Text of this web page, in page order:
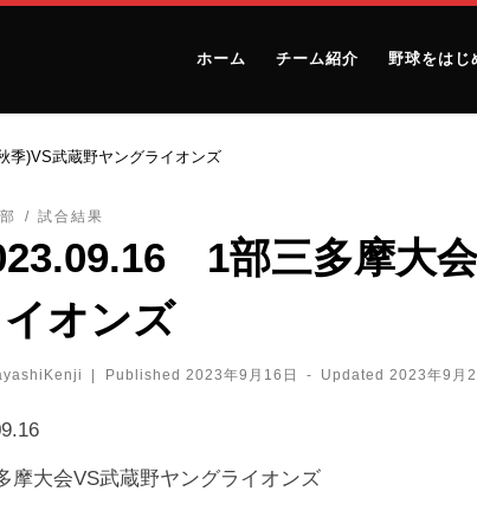
ホーム チーム紹介 野球をはじ
)VS武蔵野ヤングライオンズ
試合結果
1部三多摩大
オンズ
| Published 2023年9月16日 - Updated 2023年9月
摩大会VS武蔵野ヤングライオンズ